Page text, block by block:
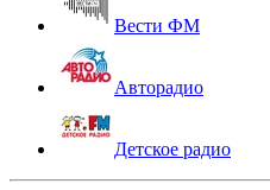
Вести ФМ
Авторадио
Детское радио